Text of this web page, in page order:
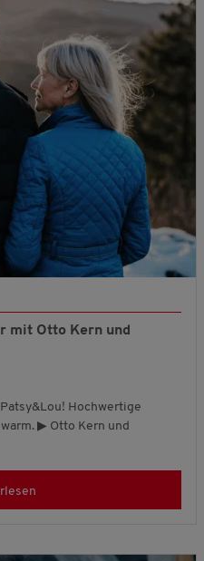
mit Otto Kern und
Hochwertige
▶ Otto Kern und